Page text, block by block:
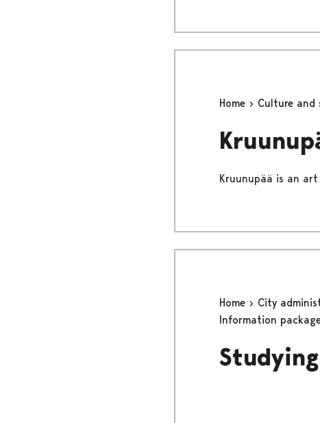
Home Culture and
Kruunupää is an
Home City
Information